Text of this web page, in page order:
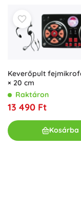
Keverőpult
× 20 cm
Raktáron
13 490 Ft
Kosárba